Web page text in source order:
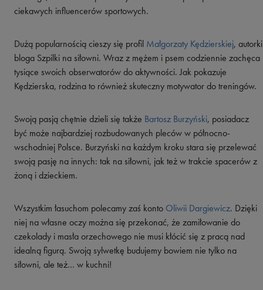
ciekawych influencerów sportowych.
Dużą popularnością cieszy się profil Małgorzaty Kędzierskiej, autorki
bloga Szpilki na siłowni. Wraz z mężem i psem codziennie zachęca
tysiące swoich obserwatorów do aktywności. Jak pokazuje
Kędzierska, rodzina to również skuteczny motywator do treningów.
Swoją pasją chętnie dzieli się także Bartosz Burzyński, posiadacz
być może najbardziej rozbudowanych pleców w północno-
wschodniej Polsce. Burzyński na każdym kroku stara się przelewać
swoją pasję na innych: tak na siłowni, jak też w trakcie spacerów z
żoną i dzieckiem.
Wszystkim łasuchom polecamy zaś konto Oliwii Dargiewicz. Dzięki
niej na własne oczy można się przekonać, że zamiłowanie do
czekolady i masła orzechowego nie musi kłócić się z pracą nad
idealną figurą. Swoją sylwetkę budujemy bowiem nie tylko na
siłowni, ale też… w kuchni!